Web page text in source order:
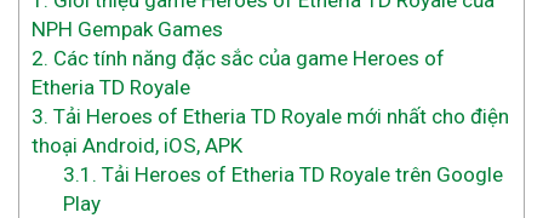
NPH Gempak Games
2. Các tính năng đặc sắc của game Heroes of
Etheria TD Royale
3. Tải Heroes of Etheria TD Royale mới nhất cho điện
thoại Android, iOS, APK
3.1. Tải Heroes of Etheria TD Royale trên Google
Play